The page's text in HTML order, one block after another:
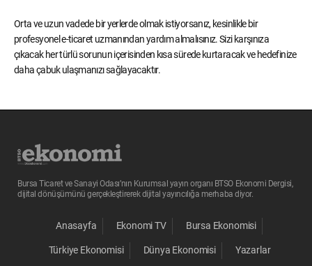
Orta ve uzun vadede bir yerlerde olmak istiyorsanız, kesinlikle bir
profesyonel e-ticaret uzmanından yardım almalısınız. Sizi karşınıza
çıkacak her türlü sorunun içerisinden kısa sürede kurtaracak ve hedefinize
daha çabuk ulaşmanızı sağlayacaktır.
Bursa Ticaret ve Sanayi Odası’nın Kurumsal yayın organı BTSO Ekonomi Dergisi,
dijital dönüşümünü gerçekleştirerek dijital yayıncılığa merhaba diyor.
Anasayfa Ekonomi TV Bursa Ekonomisi
Türkiye Ekonomisi Dünya Ekonomisi Yazarlar